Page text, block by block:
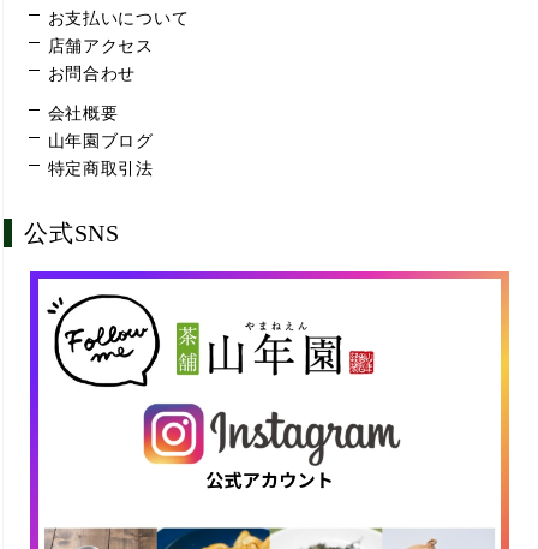
お支払いについて
店舗アクセス
お問合わせ
会社概要
山年園ブログ
特定商取引法
公式SNS